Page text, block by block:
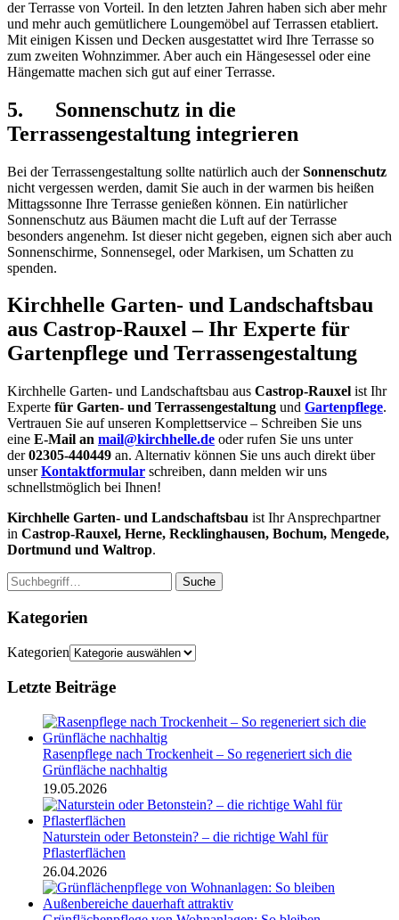
der Terrasse von Vorteil. In den letzten Jahren haben sich aber mehr
und mehr auch gemütlichere Loungemöbel auf Terrassen etabliert.
Mit einigen Kissen und Decken ausgestattet wird Ihre Terrasse so
zum zweiten Wohnzimmer. Aber auch ein Hängesessel oder eine
Hängematte machen sich gut auf einer Terrasse.
5. Sonnenschutz in die
Terrassengestaltung integrieren
Bei der Terrassengestaltung sollte natürlich auch derSonnenschutz
nicht vergessen werden, damit Sie auch in der warmen bis heißen
Mittagssonne Ihre Terrasse genießen können. Ein natürlicher
Sonnenschutz aus Bäumen macht die Luft auf der Terrasse
besonders angenehm. Ist dieser nicht gegeben, eignen sich aber auch
Sonnenschirme, Sonnensegel, oder Markisen, um Schatten zu
spenden.
Kirchhelle Garten- und Landschaftsbau
aus Castrop-Rauxel – Ihr Experte für
Gartenpflege und Terrassengestaltung
Kirchhelle Garten- und Landschaftsbau aus Castrop-Rauxel ist Ihr
Experte für Garten- und Terrassengestaltung und Gartenpflege.
Vertrauen Sie auf unseren Komplettservice – Schreiben Sie uns
eine E-Mail an mail@kirchhelle.de oder rufen Sie uns unter
der02305-440449 an. Alternativ können Sie uns auch direkt über
unserKontaktformular schreiben, dann melden wir uns
schnellstmöglich bei Ihnen!
Kirchhelle Garten- und Landschaftsbau ist Ihr Ansprechpartner
in Castrop-Rauxel, Herne, Recklinghausen, Bochum, Mengede,
Dortmund und Waltrop.
Suche
Kategorien
Kategorien
Letzte Beiträge
Rasenpflege nach Trockenheit – So regeneriert sich die
Grünfläche nachhaltig
19.05.2026
Naturstein oder Betonstein? – die richtige Wahl für
Pflasterflächen
26.04.2026